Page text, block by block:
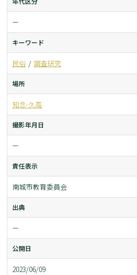
ー
キーワード
民俗 調査研究
場所
知念-久高
撮影年月日
ー
責任表示
南城市教育委員会
出典
ー
公開日
2023/06/09